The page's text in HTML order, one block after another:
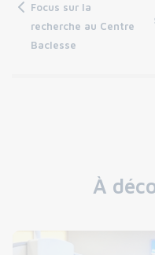
Focus sur la
recherche au Centre
Baclesse
À